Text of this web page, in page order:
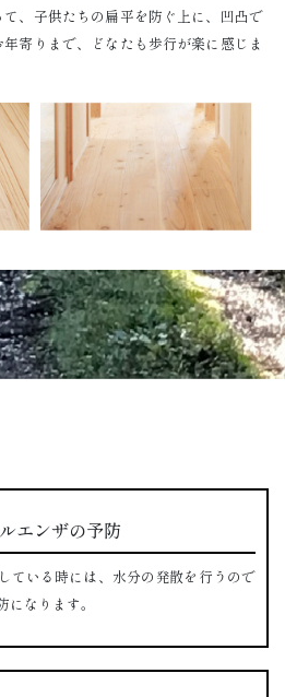
、子供たちの扁平を防ぐ上に、凹凸で
寄りまで、どなたも歩行が楽に感じま
エンザの予防
ている時には、水分の発散を行うので
なります。